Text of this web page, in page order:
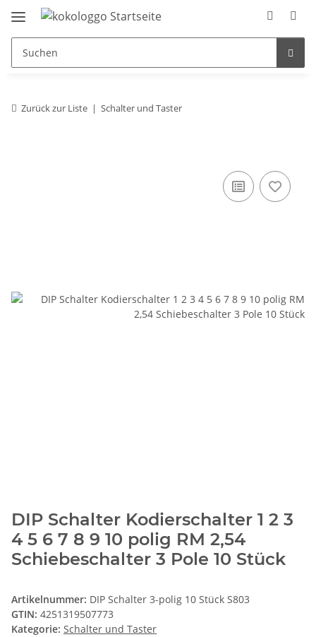
Zurück zur Liste Schalter und Taster
DIP Schalter Kodierschalter 1 2 3
4 5 6 7 8 9 10 polig RM 2,54
Schiebeschalter 3 Pole 10 Stück
Artikelnummer: DIP Schalter 3-polig 10 Stück S803
GTIN: 4251319507773
Kategorie: Schalter und Taster